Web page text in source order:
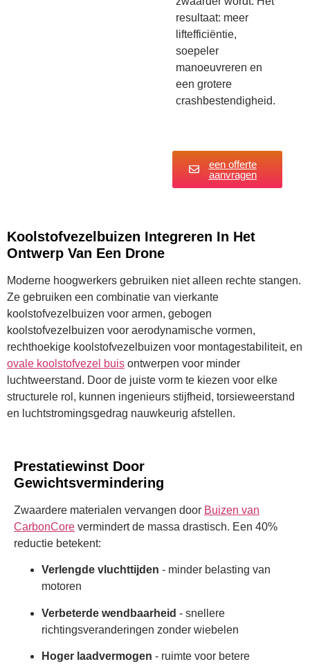
resultaat: meer
liftefficiëntie,
soepeler
manoeuvreren en
een grotere
crashbestendigheid.
een offerte
aanvragen
Koolstofvezelbuizen Integreren In Het
Ontwerp Van Een Drone
Moderne hoogwerkers gebruiken niet alleen rechte stangen.
Ze gebruiken een combinatie van vierkante
koolstofvezelbuizen voor armen, gebogen
koolstofvezelbuizen voor aerodynamische vormen,
rechthoekige koolstofvezelbuizen voor montagestabiliteit, en
ovale koolstofvezel buis ontwerpen voor minder
luchtweerstand. Door de juiste vorm te kiezen voor elke
structurele rol, kunnen ingenieurs stijfheid, torsieweerstand
en luchtstromingsgedrag nauwkeurig afstellen.
Prestatiewinst Door
Gewichtsvermindering
Zwaardere materialen vervangen door Buizen van
CarbonCore vermindert de massa drastisch. Een 40%
reductie betekent:
Verlengde vluchttijden - minder belasting van
motoren
Verbeterde wendbaarheid - snellere
richtingsveranderingen zonder wiebelen
Hoger laadvermogen - ruimte voor betere